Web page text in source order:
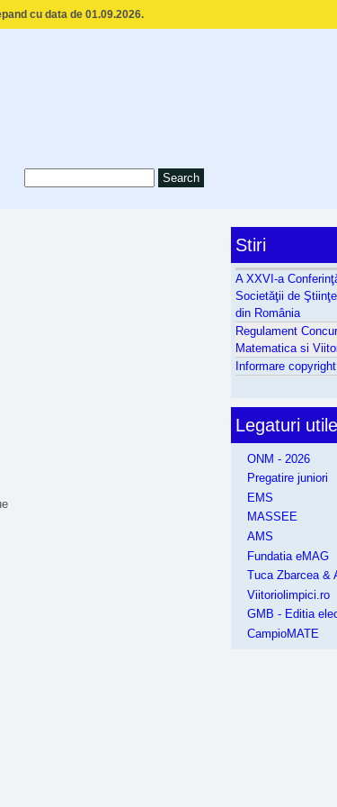
cu data de 01.09.2026.
Stiri
A XXVI-a
Societăţii de
din România
Regulament
Matematica si
Informare copyright
Legaturi utile
ONM - 2026
Pregatire juniori
EMS
MASSEE
AMS
Fundatia eMAG
Tuca Zbarcea &
Viitoriolimpici.ro
GMB - Editia
CampioMATE